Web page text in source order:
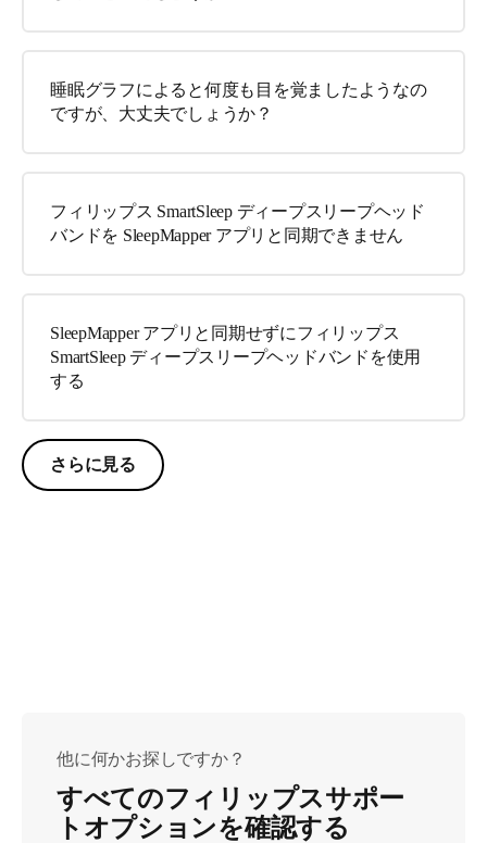
睡眠グラフによると何度も目を覚ましたようなの
ですが、大丈夫でしょうか？
フィリップス SmartSleep ディープスリープヘッド
バンドを SleepMapper アプリと同期できません
SleepMapper アプリと同期せずにフィリップス
SmartSleep ディープスリープヘッドバンドを使用
する
さらに見る
他に何かお探しですか？
すべてのフィリップスサポー
トオプションを確認する